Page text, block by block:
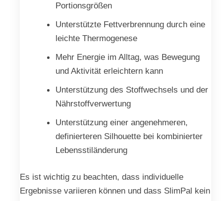
Portionsgrößen
Unterstützte Fettverbrennung durch eine
leichte Thermogenese
Mehr Energie im Alltag, was Bewegung
und Aktivität erleichtern kann
Unterstützung des Stoffwechsels und der
Nährstoffverwertung
Unterstützung einer angenehmeren,
definierteren Silhouette bei kombinierter
Lebensstiländerung
Es ist wichtig zu beachten, dass individuelle
Ergebnisse variieren können und dass SlimPal kein